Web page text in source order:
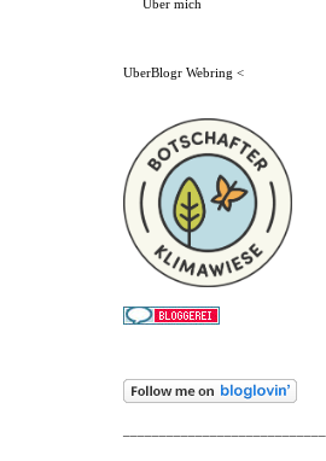
Über mich
UberBlogr Webring <